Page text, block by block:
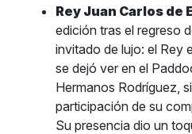
Rey Juan Carlos de
edición tras el regreso
invitado de lujo: el Rey
se dejó ver en el
Hermanos Rodríguez,
participación de su
Su presencia dio un